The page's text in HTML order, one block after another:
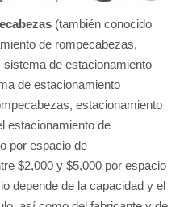
(también conocido
de rompecabezas,
de estacionamiento
de estacionamiento
estacionamiento
estacionamiento de
por espacio de
$2,000 y $5,000 por espacio
depende de la capacidad y el